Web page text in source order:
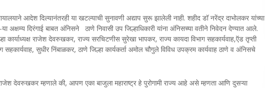
आदेश दिल्यानंतरही या खटल्याची सुनावणी अद्याप सुरू झालेली नाही. शहीद डॉ नरेंद्र दाभोलकर यांच्या
अक्षम्य दिरंगाई बाबत अंनिसने ठाणे निवासी उप जिल्हाधिकारी यांना अंनिसच्या वतीने निवेदन देण्यात आले.
कार्याध्यक्ष राजेश देवरुखकर, राज्य सरचिटणीस सुरेखा भापकर, राज्य कायदा विभाग सहकार्यवाह,ऍड तृप्ती
सहकार्यवाह, सुधीर निंबाळकर, ठाणे जिल्हा कार्यकर्ता अमोल चौगुले विविध उपक्रम कार्यवाह ठाणे व अंनिसचे
देवरुखकर म्हणाले की, आपण एका बाजुला महाराष्ट्र हे पुरोगामी राज्य आहे असे म्हणता आणि दुसऱ्या